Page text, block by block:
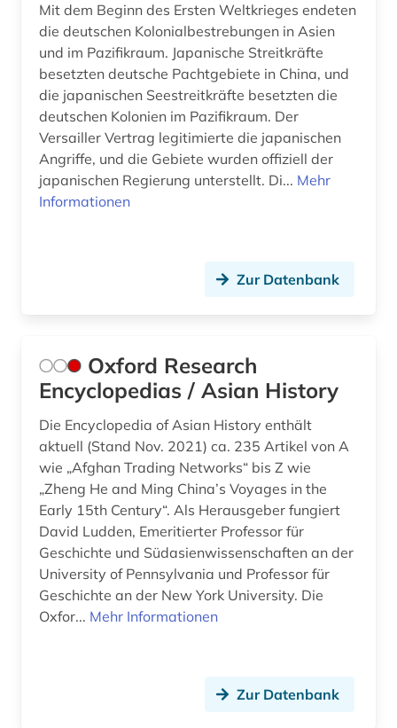
Mit dem Beginn des Ersten Weltkrieges endeten
die deutschen Kolonialbestrebungen in Asien
und im Pazifikraum. Japanische Streitkräfte
besetzten deutsche Pachtgebiete in China, und
die japanischen Seestreitkräfte besetzten die
deutschen Kolonien im Pazifikraum. Der
Versailler Vertrag legitimierte die japanischen
Angriffe, und die Gebiete wurden offiziell der
japanischen Regierung unterstellt. Di... Mehr
Informationen
Zur Datenbank
Oxford Research
Encyclopedias / Asian History
Die Encyclopedia of Asian History enthält
aktuell (Stand Nov. 2021) ca. 235 Artikel von A
wie „Afghan Trading Networks“ bis Z wie
„Zheng He and Ming China’s Voyages in the
Early 15th Century“. Als Herausgeber fungiert
David Ludden, Emeritierter Professor für
Geschichte und Südasienwissenschaften an der
University of Pennsylvania und Professor für
Geschichte an der New York University. Die
Oxfor... Mehr Informationen
Zur Datenbank